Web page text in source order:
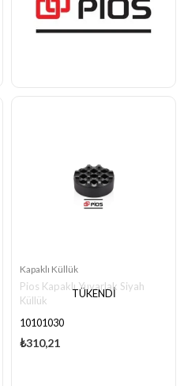
TÜKENDI
Kapaklı Küllük
Pios Kapaklı Yuvarlak Siyah
Küllük
10101030
₺310,21